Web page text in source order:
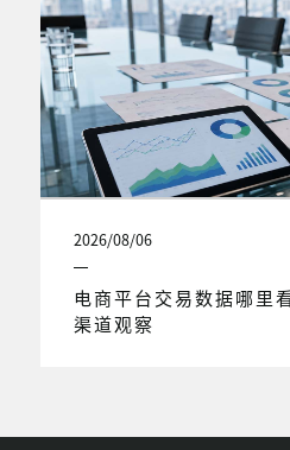
2026/08/06
电商平台交易数据哪里
渠道观察